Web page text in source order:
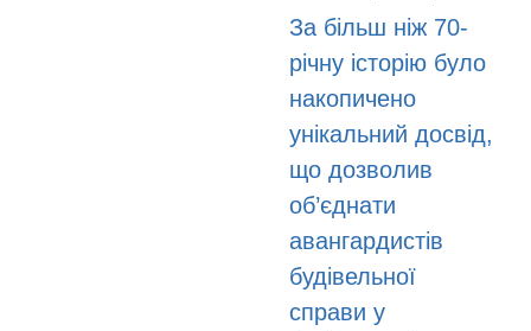
За більш ніж 70-
річну історію було
накопичено
унікальний досвід,
що дозволив
об’єднати
авангардистів
будівельної
справи у